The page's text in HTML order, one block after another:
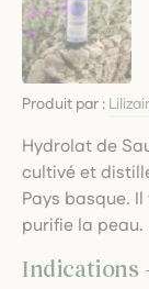
Produit par :
Hydrolat de
cultivé et
Pays basque.
purifie la peau.
Indications